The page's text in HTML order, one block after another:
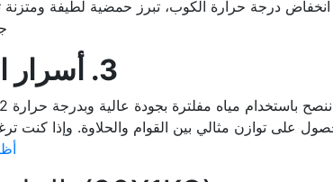
انخفاض درجة حرارة الكوب، تبرز حمضية لطيفة
3. أسرار التحضير المثالي: نصيحة البارستا